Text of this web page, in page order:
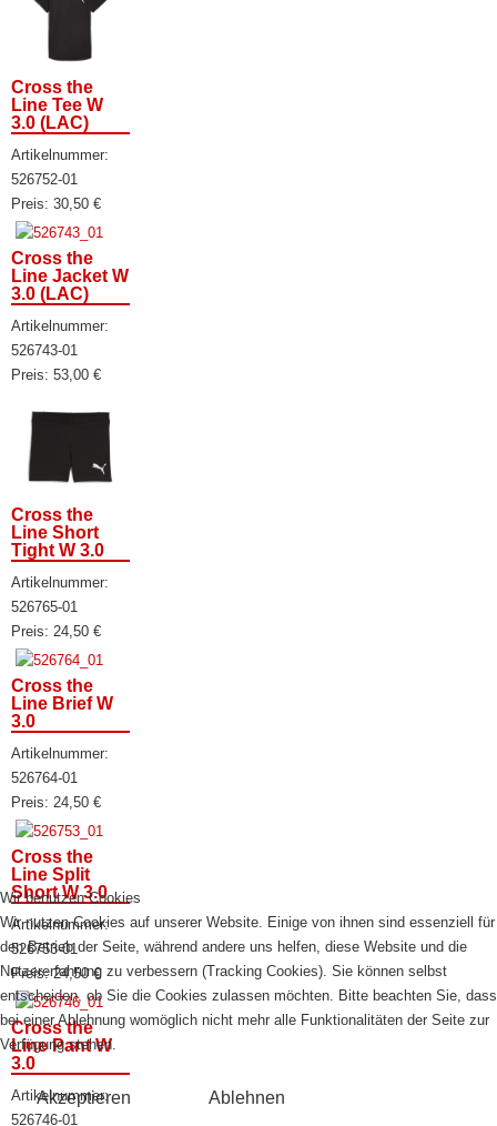
Cross the
Line Tee W
3.0 (LAC)
Artikelnummer:
526752-01
Preis: 30,50 €
Cross the
Line Jacket W
3.0 (LAC)
Artikelnummer:
526743-01
Preis: 53,00 €
Cross the
Line Short
Tight W 3.0
Artikelnummer:
526765-01
Preis: 24,50 €
Cross the
Line Brief W
3.0
Artikelnummer:
526764-01
Preis: 24,50 €
Cross the
Line Split
Short W 3.0
Artikelnummer:
526753-01
Preis:24,50 €
Cross the
Line Pant W
3.0
Artikelnummer:
526746-01
Wir benutzen Cookies
Wir nutzen Cookies auf unserer Website. Einige von ihnen sind essenziell für
den Betrieb der Seite, während andere uns helfen, diese Website und die
Nutzererfahrung zu verbessern (Tracking Cookies). Sie können selbst
entscheiden, ob Sie die Cookies zulassen möchten. Bitte beachten Sie, dass
bei einer Ablehnung womöglich nicht mehr alle Funktionalitäten der Seite zur
Verfügung stehen.
Akzeptieren Ablehnen